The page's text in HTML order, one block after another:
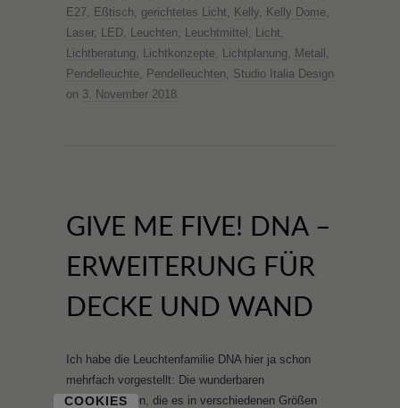
E27, Eßtisch, gerichtetes Licht, Kelly, Kelly Dome,
Laser, LED, Leuchten, Leuchtmittel , Licht,
Lichtberatung, Lichtkonzepte, Lichtplanung, Metall ,
Pendelleuchte, Pendelleuchten, Studio Italia Design
on 3. November 2018.
GIVE ME FIVE! DNA –
ERWEITERUNG FÜR
DECKE UND WAND
Ich habe die Leuchtenfamilie DNA hier ja schon
mehrfach vorgestellt: Die wunderbaren
Pendelleuchten, die es in verschiedenen Größen
COOKIES